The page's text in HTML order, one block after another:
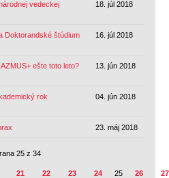
vedeckej
18. júl 2018
Doktorandské štúdium
16. júl 2018
ešte toto leto?
13. jún 2018
rok
04. jún 2018
23. máj 2018
25 z 34
21 22 23 24 25 26 27